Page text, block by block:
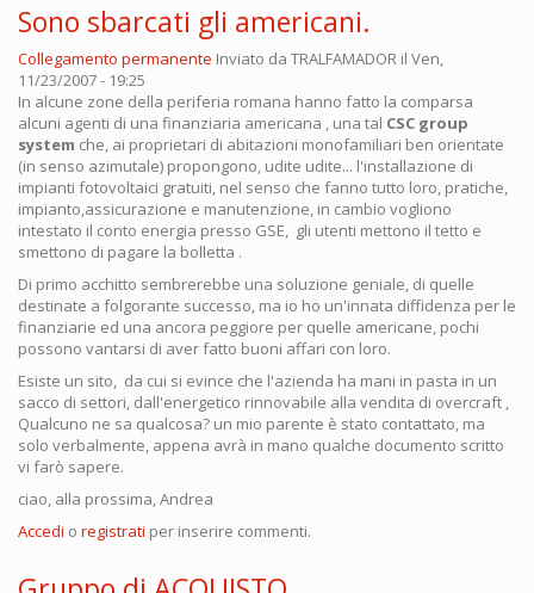
Sono sbarcati gli americani.
Collegamento permanente Inviato da TRALFAMADOR il Ven,
11/23/2007 - 19:25
In alcune zone della periferia romana hanno fatto la comparsa
alcuni agenti di una finanziaria americana , una tal CSC group
system che, ai proprietari di abitazioni monofamiliari ben orientate
(in senso azimutale) propongono, udite udite... l'installazione di
impianti fotovoltaici gratuiti, nel senso che fanno tutto loro, pratiche,
impianto,assicurazione e manutenzione, in cambio vogliono
intestato il conto energia presso GSE, gli utenti mettono il tetto e
smettono di pagare la bolletta .
Di primo acchitto sembrerebbe una soluzione geniale, di quelle
destinate a folgorante successo, ma io ho un'innata diffidenza per le
finanziarie ed una ancora peggiore per quelle americane, pochi
possono vantarsi di aver fatto buoni affari con loro.
Esiste un sito, da cui si evince che l'azienda ha mani in pasta in un
sacco di settori, dall'energetico rinnovabile alla vendita di overcraft ,
Qualcuno ne sa qualcosa? un mio parente è stato contattato, ma
solo verbalmente, appena avrà in mano qualche documento scritto
vi farò sapere.
ciao, alla prossima, Andrea
Accedi o registrati per inserire commenti.